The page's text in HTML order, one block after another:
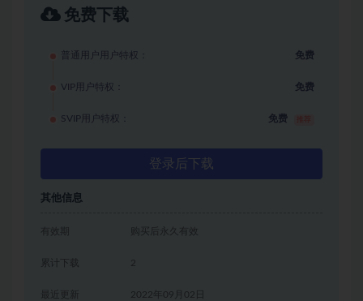
免费下载
普通用户用户特权： 免费
VIP用户特权： 免费
SVIP用户特权： 免费
登录后下载
其他信息
有效期 购买后永久有效
累计下载 2
2022年09月02日